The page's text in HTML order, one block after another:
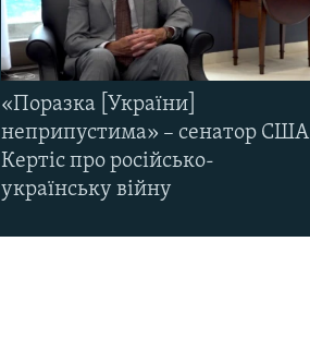
«Поразка [України]
неприпустима» – сенатор США
Кертіс про російсько-
українську війну